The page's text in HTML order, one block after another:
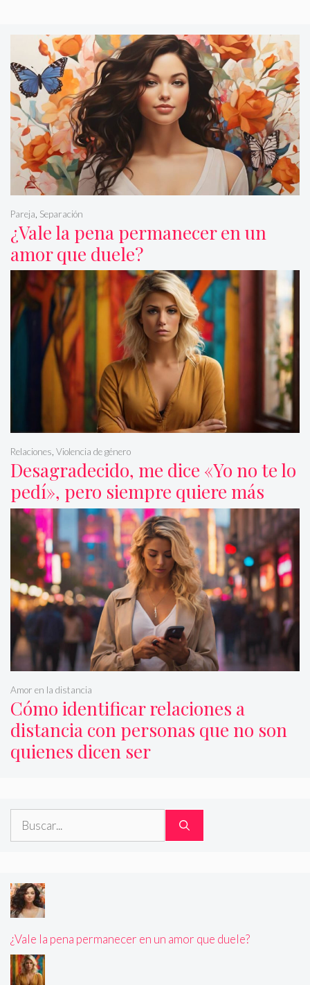
¿Vale la pena permanecer en un
amor que duele?
Pareja Separación
Desagradecido, me dice «Yo no te lo
pedí», pero siempre quiere más
Relaciones Violencia de género
Cómo identificar relaciones a
distancia con personas que no son
quienes dicen ser
Amor en la distancia
Buscar:
¿Vale la pena permanecer en un amor que duele?